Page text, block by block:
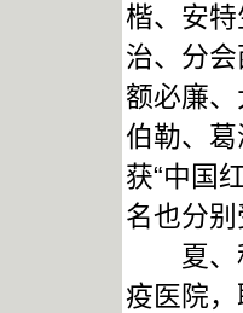
楷、安
治、分
额必廉
伯勒、
获“中国
名也分别
夏、秋
疫医院